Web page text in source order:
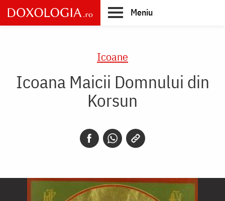
Skip
to
main
Meniu
Icoane
Icoana Maicii Domnului din
Korsun